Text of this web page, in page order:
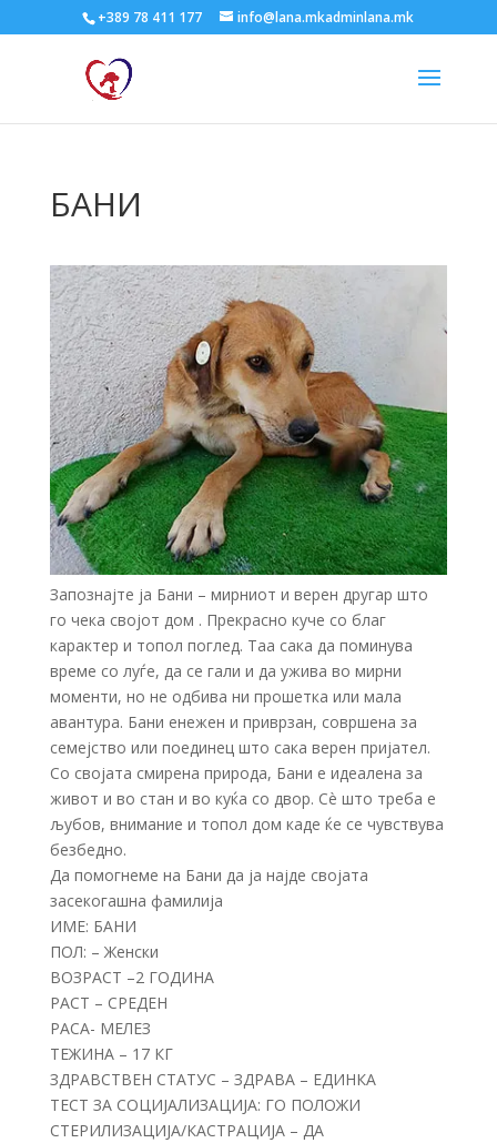
+389 78 411 177 info@lana.mkadminlana.mk
БАНИ
Запознајте ја Бани – мирниот и верен другар што
го чека својот дом . Прекрасно куче со благ
карактер и топол поглед. Таа сака да поминува
време со луѓе, да се гали и да ужива во мирни
моменти, но не одбива ни прошетка или мала
авантура. Бани енежен и приврзан, совршена за
семејство или поединец што сака верен пријател.
Со својата смирена природа, Бани е идеалена за
живот и во стан и во куќа со двор. Сè што треба е
љубов, внимание и топол дом каде ќе се чувствува
безбедно.
Да помогнеме на Бани да ја најде својата
засекогашна фамилија
ИМЕ: БАНИ
ПОЛ: – Женски
ВОЗРАСТ –2 ГОДИНА
РАСТ – СРЕДЕН
РАСА- МЕЛЕЗ
ТЕЖИНА – 17 КГ
ЗДРАВСТВЕН СТАТУС – ЗДРАВА – ЕДИНКА
ТЕСТ ЗА СОЦИЈАЛИЗАЦИЈА: ГО ПОЛОЖИ
СТЕРИЛИЗАЦИЈА/КАСТРАЦИЈА – ДА